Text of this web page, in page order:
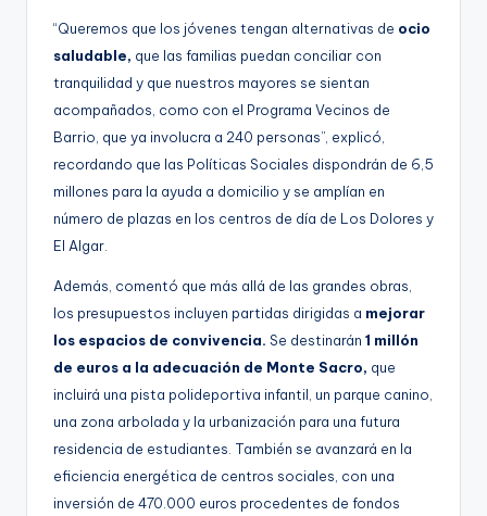
“Queremos que los jóvenes tengan alternativas de ocio
saludable, que las familias puedan conciliar con
tranquilidad y que nuestros mayores se sientan
acompañados, como con el Programa Vecinos de
Barrio, que ya involucra a 240 personas”, explicó,
recordando que las Políticas Sociales dispondrán de 6,5
millones para la ayuda a domicilio y se amplían en
número de plazas en los centros de día de Los Dolores y
El Algar.
Además, comentó que más allá de las grandes obras,
los presupuestos incluyen partidas dirigidas a mejorar
los espacios de convivencia. Se destinarán 1 millón
de euros a la adecuación de Monte Sacro, que
incluirá una pista polideportiva infantil, un parque canino,
una zona arbolada y la urbanización para una futura
residencia de estudiantes. También se avanzará en la
eficiencia energética de centros sociales, con una
inversión de 470.000 euros procedentes de fondos